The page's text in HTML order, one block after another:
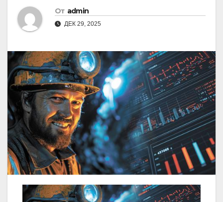
От admin
ДЕК 29, 2025